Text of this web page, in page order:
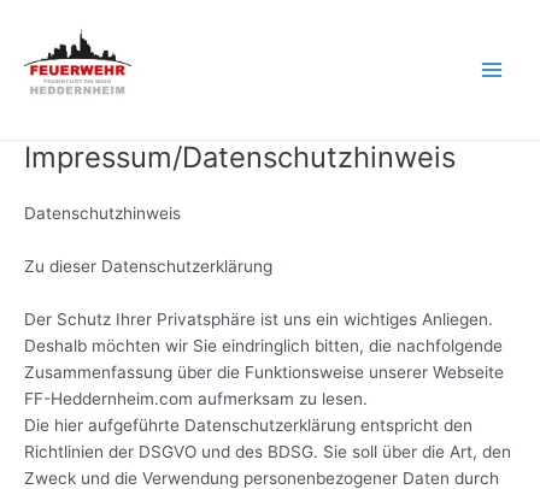
springen
Impressum/Datenschutzhinweis
Datenschutzhinweis
Zu dieser Datenschutzerklärung
Der Schutz Ihrer Privatsphäre ist uns ein wichtiges Anliegen.
Deshalb möchten wir Sie eindringlich bitten, die nachfolgende
Zusammenfassung über die Funktionsweise unserer Webseite
FF-Heddernheim.com aufmerksam zu lesen.
Die hier aufgeführte Datenschutzerklärung entspricht den
Richtlinien der DSGVO und des BDSG. Sie soll über die Art, den
Zweck und die Verwendung personenbezogener Daten durch